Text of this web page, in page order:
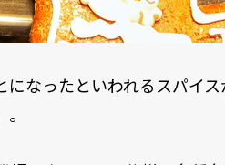
なったといわれるスパイ